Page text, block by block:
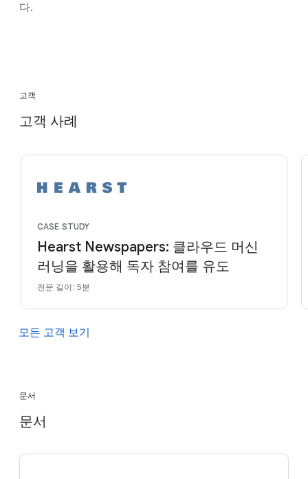
다.
고객
고객 사례
CASE STUDY
Hearst Newspapers: 클라우드 머신
러닝을 활용해 독자 참여를 유도
전문 길이: 5분
모든 고객 보기
문서
문서